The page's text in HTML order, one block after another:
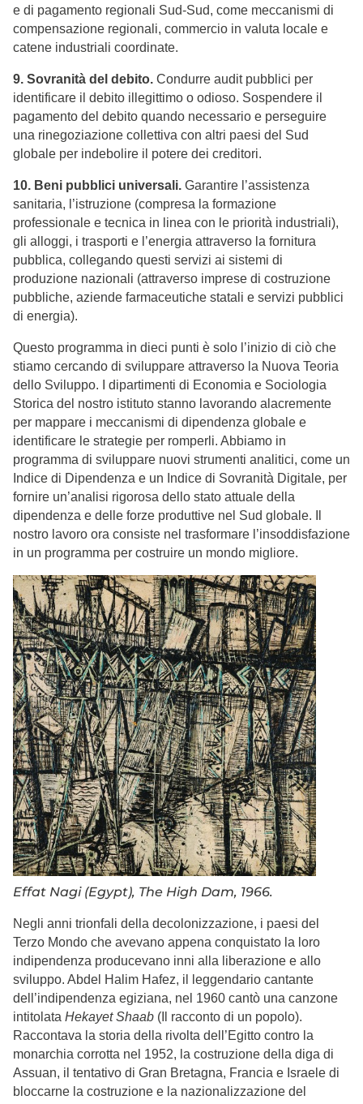
e di pagamento regionali Sud-Sud, come meccanismi di
compensazione regionali, commercio in valuta locale e
catene industriali coordinate.
9. Sovranità del debito. Condurre audit pubblici per
identificare il debito illegittimo o odioso. Sospendere il
pagamento del debito quando necessario e perseguire
una rinegoziazione collettiva con altri paesi del Sud
globale per indebolire il potere dei creditori.
10. Beni pubblici universali. Garantire l’assistenza
sanitaria, l’istruzione (compresa la formazione
professionale e tecnica in linea con le priorità industriali),
gli alloggi, i trasporti e l’energia attraverso la fornitura
pubblica, collegando questi servizi ai sistemi di
produzione nazionali (attraverso imprese di costruzione
pubbliche, aziende farmaceutiche statali e servizi pubblici
di energia).
Questo programma in dieci punti è solo l’inizio di ciò che
stiamo cercando di sviluppare attraverso la Nuova Teoria
dello Sviluppo. I dipartimenti di Economia e Sociologia
Storica del nostro istituto stanno lavorando alacremente
per mappare i meccanismi di dipendenza globale e
identificare le strategie per romperli. Abbiamo in
programma di sviluppare nuovi strumenti analitici, come un
Indice di Dipendenza e un Indice di Sovranità Digitale, per
fornire un’analisi rigorosa dello stato attuale della
dipendenza e delle forze produttive nel Sud globale. Il
nostro lavoro ora consiste nel trasformare l’insoddisfazione
in un programma per costruire un mondo migliore.
Effat Nagi (Egypt), The High Dam, 1966.
Negli anni trionfali della decolonizzazione, i paesi del
Terzo Mondo che avevano appena conquistato la loro
indipendenza producevano inni alla liberazione e allo
sviluppo. Abdel Halim Hafez, il leggendario cantante
dell’indipendenza egiziana, nel 1960 cantò una canzone
intitolata Hekayet Shaab (Il racconto di un popolo).
Raccontava la storia della rivolta dell’Egitto contro la
monarchia corrotta nel 1952, la costruzione della diga di
Assuan, il tentativo di Gran Bretagna, Francia e Israele di
bloccarne la costruzione e la nazionalizzazione del